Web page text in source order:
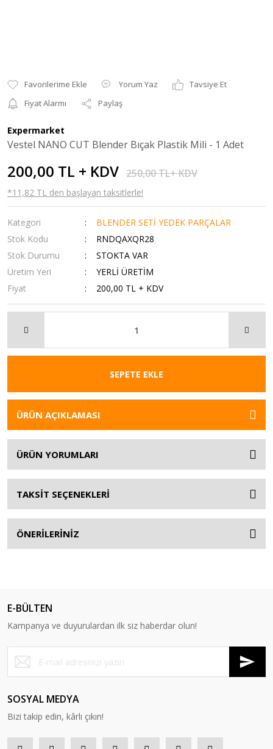
Yorum Yaz
Tavsiye Et
Fiyat Alarmı
Paylaş
Expermarket
Vestel NANO CUT Blender Bıçak Plastik Mili - 1 Adet
200,00 TL + KDV 250,00 TL+ KDV
*11,82 TL den başlayan taksitlerle!
Kategori
BLENDER SETİ YEDEK PARÇALAR
Stok Kodu
RNDQAXQR28
Stok Durumu
STOKTA VAR
Üretim Yeri
YERLİ ÜRETİM
Fiyat
200,00 TL + KDV
SEPETE EKLE
ÜRÜN AÇIKLAMASI
ÜRÜN YORUMLARI
TAKSİT SEÇENEKLERİ
ÖNERİLERİNİZ
E-BÜLTEN
Kampanya ve duyurulardan ilk siz haberdar olun!
SOSYAL MEDYA
Bizi takip edin, kârlı çıkın!